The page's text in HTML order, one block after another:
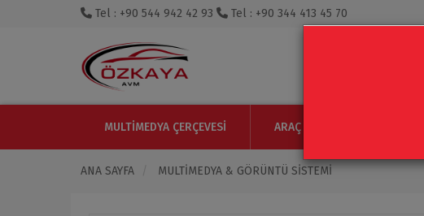
Tel : +90 544 942 42 93 Tel : +90 344 413 45 70
MULTIMEDYA ÇERÇEVESI ARAÇ IÇI MONITOR
ANA SAYFA MULTIMEDYA & GÖRÜNTÜ SISTEMI